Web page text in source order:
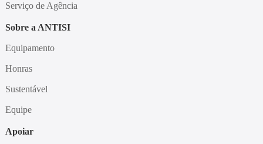
Serviço de Agência
Sobre a ANTISI
Equipamento
Honras
Sustentável
Equipe
Apoiar